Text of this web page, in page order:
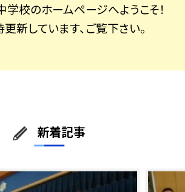
校のホームページへようこそ！
新しています、ご覧下さい。
新着記事